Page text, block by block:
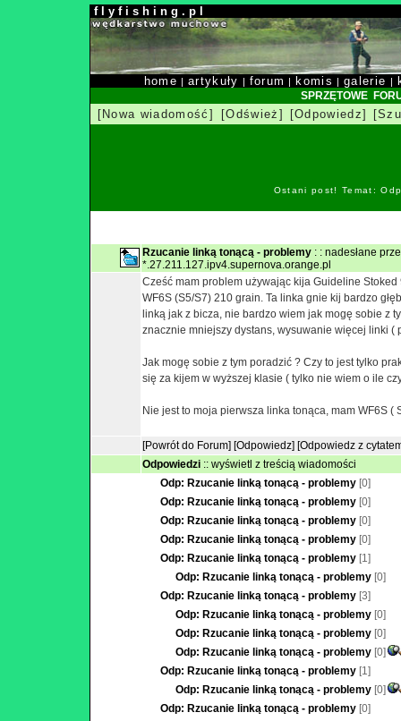
f l y f i s h i n g . p l
home |artykuły | forum | komis |galerie |
SPRZĘTOWE
[Nowa wiadomość] [Odśwież] [Odpowiedz]
Ostani post! Temat:
Rzucanie linką tonącą - problemy : : nadesłane
*.27.211.127.ipv4.supernova.orange.pl
Cześć mam problem używając kija Guideline
WF6S (S5/S7) 210 grain. Ta linka gnie kij bardzo
linką jak z bicza, nie bardzo wiem jak mogę sobie z
znacznie mniejszy dystans, wysuwanie więcej linki (
Jak mogę sobie z tym poradzić ? Czy to jest tylko
się za kijem w wyższej klasie ( tylko nie wiem o ile
Nie jest to moja pierwsza linka tonąca, mam WF6S
[Powrót do Forum] [Odpowiedz] [Odpowiedz z
Odpowiedzi :: wyświetl z treścią wiadomości
Odp: Rzucanie linką tonącą - problemy [0]
Odp: Rzucanie linką tonącą - problemy [0]
Odp: Rzucanie linką tonącą - problemy [0]
Odp: Rzucanie linką tonącą - problemy [0]
Odp: Rzucanie linką tonącą - problemy [1]
Odp: Rzucanie linką tonącą - problemy [0]
Odp: Rzucanie linką tonącą - problemy [3]
Odp: Rzucanie linką tonącą - problemy [0]
Odp: Rzucanie linką tonącą - problemy [0]
Odp: Rzucanie linką tonącą - problemy [0]
Odp: Rzucanie linką tonącą - problemy [1]
Odp: Rzucanie linką tonącą - problemy [0]
Odp: Rzucanie linką tonącą - problemy [0]